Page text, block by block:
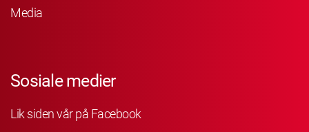
Media
Sosiale medier
Lik siden vår på Facebook